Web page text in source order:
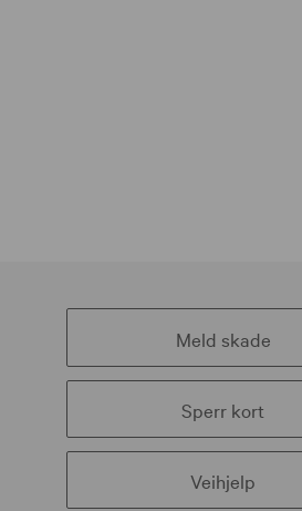
Meld skade
Sperr kort
Veihjelp